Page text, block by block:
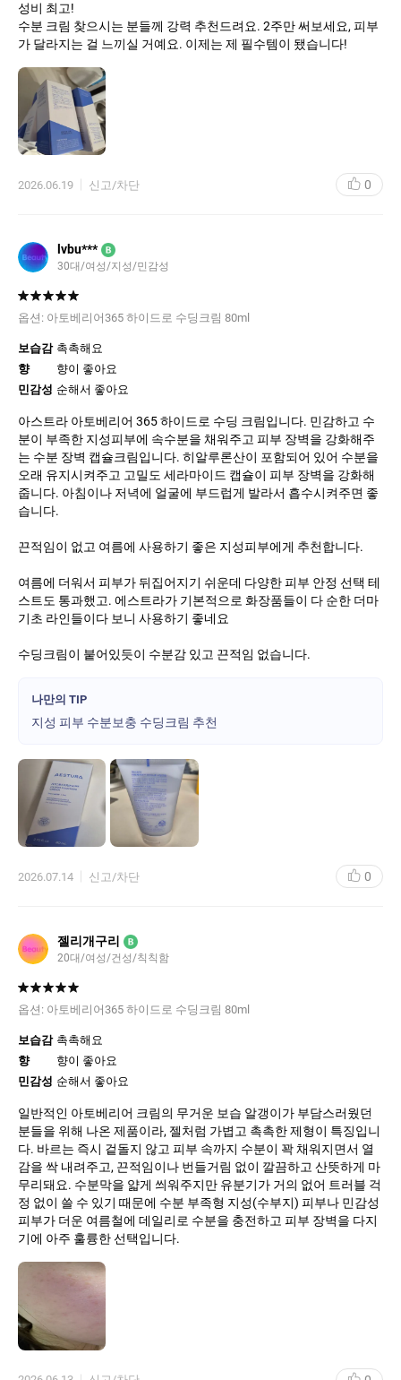
성비 최고!
수분 크림 찾으시는 분들께 강력 추천드려요. 2주만 써보세요, 피부
가 달라지는 걸 느끼실 거예요. 이제는 제 필수템이 됐습니다!
2026.06.19 신고/차단 0
lvbu*** B
30대 여성 지성 민감성
옵션: 아토베리어365 하이드로 수딩크림 80ml
보습감 촉촉해요
향
향이 좋아요
민감성 순해서 좋아요
아스트라 아토베리어 365 하이드로 수딩 크림입니다. 민감하고 수
분이 부족한 지성피부에 속수분을 채워주고 피부 장벽을 강화해주
는 수분 장벽 캡슐크림입니다. 히알루론산이 포함되어 있어 수분을
오래 유지시켜주고 고밀도 세라마이드 캡슐이 피부 장벽을 강화해
줍니다. 아침이나 저녁에 얼굴에 부드럽게 발라서 흡수시켜주면 좋
습니다.
끈적임이 없고 여름에 사용하기 좋은 지성피부에게 추천합니다.
여름에 더워서 피부가 뒤집어지기 쉬운데 다양한 피부 안정 선택 테
스트도 통과했고. 에스트라가 기본적으로 화장품들이 다 순한 더마
기초 라인들이다 보니 사용하기 좋네요
수딩크림이 붙어있듯이 수분감 있고 끈적임 없습니다.
나만의 TIP
지성 피부 수분보충 수딩크림 추천
2026.07.14 신고/차단 0
젤리개구리 B
20대 여성 건성 칙칙함
옵션: 아토베리어365 하이드로 수딩크림 80ml
보습감 촉촉해요
향
향이 좋아요
민감성 순해서 좋아요
일반적인 아토베리어 크림의 무거운 보습 알갱이가 부담스러웠던
분들을 위해 나온 제품이라, 젤처럼 가볍고 촉촉한 제형이 특징입니
다. 바르는 즉시 겉돌지 않고 피부 속까지 수분이 꽉 채워지면서 열
감을 싹 내려주고, 끈적임이나 번들거림 없이 깔끔하고 산뜻하게 마
무리돼요. 수분막을 얇게 씌워주지만 유분기가 거의 없어 트러블 걱
정 없이 쓸 수 있기 때문에 수분 부족형 지성(수부지) 피부나 민감성
피부가 더운 여름철에 데일리로 수분을 충전하고 피부 장벽을 다지
기에 아주 훌륭한 선택입니다.